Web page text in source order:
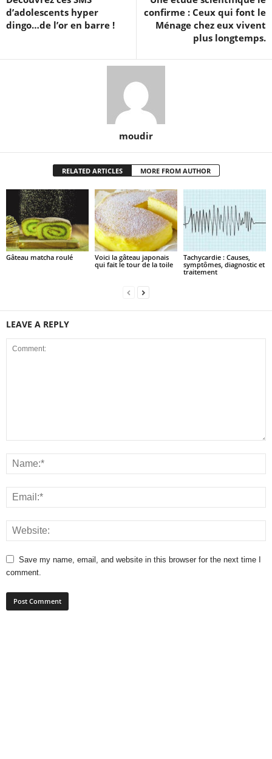
d’adolescents hyper
dingo…de l’or en barre !
confirme : Ceux qui font le
Ménage chez eux vivent
plus longtemps.
moudir
RELATED ARTICLES MORE FROM AUTHOR
Gâteau matcha roulé
Voici la gâteau japonais
qui fait le tour de la toile
Tachycardie : Causes,
symptômes, diagnostic et
traitement
LEAVE A REPLY
Save my name, email, and website in this browser for the next time I
comment.